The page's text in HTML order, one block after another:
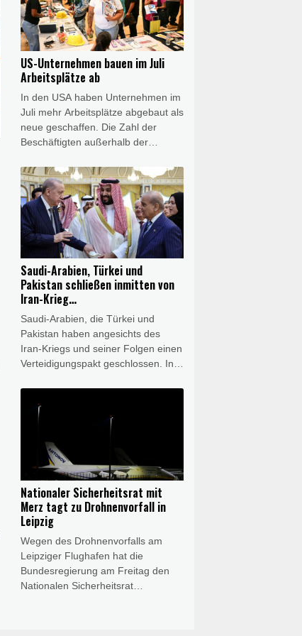
eine umgehende Behebung der
Fehler. Alstom erklärte am
Freitagabend, seine Teams
arbeiteten "mit Hochdruck" und eng
mit der Bahn daran, die technischen
Schwierigkeiten zu beheben.
US-Unternehmen bauen im Juli
Arbeitsplätze ab
In den USA haben Unternehmen im
Juli mehr Arbeitsplätze abgebaut als
neue geschaffen. Die Zahl der
Beschäftigten außerhalb der
vergangenen Monat um 23.000, wie
das US-Arbeitsministerium am
Freitag in Washington mitteilte.
Gleichzeitig korrigierte es seine
Zahlen für Mai und Juni kräftig nach
unten. Insgesamt waren im Juli 6,9
Millionen Menschen in den USA
arbeitslos.
Saudi-Arabien, Türkei und
Pakistan schließen inmitten von
Iran-Krieg
Verteidigungsabkommen
Saudi-Arabien, die Türkei und
Pakistan haben angesichts des
Iran-Kriegs und seiner Folgen einen
Verteidigungspakt geschlossen. In
gaben die drei Länder am Freitag
die Unterzeichnung des
"Gemeinsamen
Mekka" bekannt. Das pakistanische
Außenministerium erklärte, mit dem
Pakt werde ein Angriff auf ein
Mitglied als Angriff auf alle
angesehen. Das Abkommen ist
demnach "darauf ausgerichtet, die
kollektive Abschreckung zu
stärken".
Nationaler Sicherheitsrat mit
Merz tagt zu Drohnenvorfall in
Leipzig
Wegen des Drohnenvorfalls am
Leipziger Flughafen hat die
Bundesregierung am Freitag den
Nationalen Sicherheitsrat